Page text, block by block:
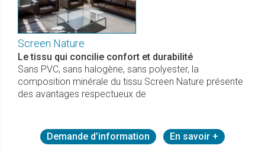
Screen Nature
Le tissu qui concilie confort et durabilité
Sans PVC, sans halogène, sans polyester, la
composition minérale du tissu Screen Nature présente
des avantages respectueux de
Demande d’information En savoir +